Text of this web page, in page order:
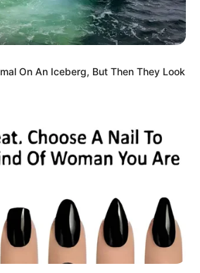
On An Iceberg, But Then They Look